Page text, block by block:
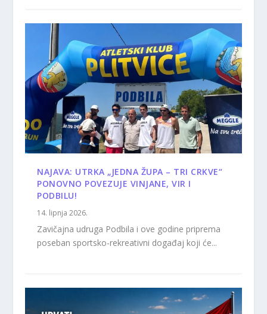
NAJAVA: UTRKA „JEDNA ŽUPA – TRI CRKVE“
PONOVNO POVEZUJE VINJANE, VIR I
PODBILU!
14. lipnja 2026.
Zavičajna udruga Podbila i ove godine priprema
poseban sportsko-rekreativni događaj koji će...